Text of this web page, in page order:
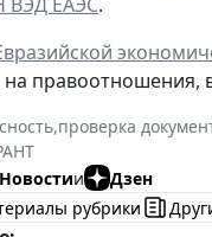
на правоотношения,
,проверка
Новостии
Дзен
рубрики